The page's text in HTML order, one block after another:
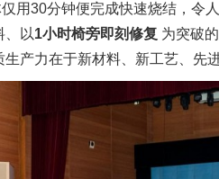
用30分钟便完成快速烧结，令
、以1小时椅旁即刻修复 为突破
产力在于新材料、新工艺、先